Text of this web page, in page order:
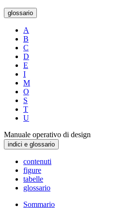
glossario
A
B
C
D
E
I
M
O
S
T
U
Manuale operativo di design
indici e glossario
contenuti
figure
tabelle
glossario
Sommario